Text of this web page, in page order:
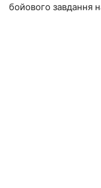
бойового завдання